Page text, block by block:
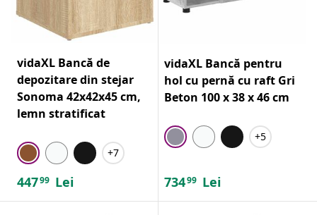
vidaXL Bancă de
depozitare din stejar
Sonoma 42x42x45 cm,
lemn stratificat
+7
44799 Lei
vidaXL Bancă pentru
hol cu pernă cu raft Gri
Beton 100 x 38 x 46 cm
+5
73499 Lei